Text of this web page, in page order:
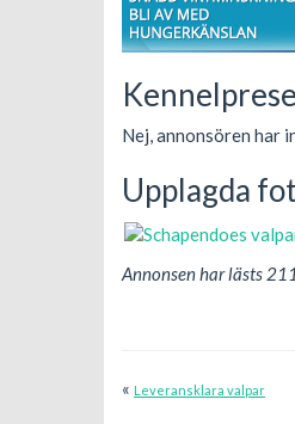
Nej, annonsören har
Upplagda
Annonsen har lästs
« Leveransklara valpar